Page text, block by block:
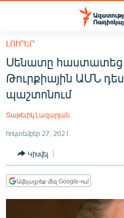
Մատչելիության
հիմնական
բովանդակությանը
Անցնել
հիմնական
մենյուին
ՀԱՅԱՍՏԱՆ
ՔԱՂԱՔԱԿԱՆ
ՏՆՏԵՍՈՒԹՅՈՒՆ
ՂԱՐԱԲԱՂ
ԼՈՒՐԵՐ
Սենատը հաստատեց
Թուրքիային ԱՄՆ
պաշտոնում
Տաթեւիկ Լազարյան
հոկտեմբեր 27, 2021
Կիսվել
Ավելացրեք մեզ Google-ում